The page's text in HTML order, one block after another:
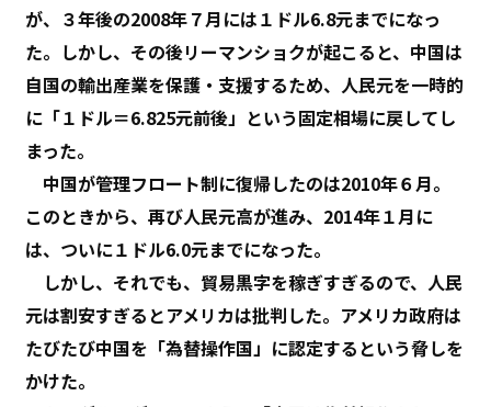
が、３年後の2008年７月には１ドル6.8元までになっ
た。しかし、その後リーマンショクが起こると、中国は
自国の輸出産業を保護・支援するため、人民元を一時的
に「１ドル＝6.825元前後」という固定相場に戻してし
まった。
中国が管理フロート制に復帰したのは2010年６月。
このときから、再び人民元高が進み、2014年１月に
は、ついに１ドル6.0元までになった。
しかし、それでも、貿易黒字を稼ぎすぎるので、人民
元は割安すぎるとアメリカは批判した。アメリカ政府は
たびたび中国を「為替操作国」に認定するという脅しを
かけた。